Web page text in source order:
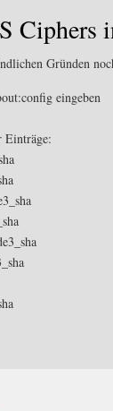
Ciphers
Gründen
eingeben
Einträge: